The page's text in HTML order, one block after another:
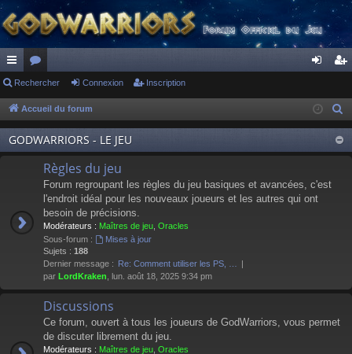
ac
co
ur
ci
or
u
m
s
ne
xi
on
cri
pti
on
Rechercher Connexion Inscription
Accueil du forum
GODWARRIORS - LE JEU
Règles du jeu
Forum regroupant les règles du jeu basiques et avancées, c'est
l'endroit idéal pour les nouveaux joueurs et les autres qui ont
besoin de précisions.
Modérateurs : Maîtres de jeu Oracles
Sous-forum :
Mises à jour
Sujets : 188
Dernier message : Re: Comment utiliser les PS, …
par LordKraken , lun. août 18, 2025 9:34 pm
Discussions
Ce forum, ouvert à tous les joueurs de GodWarriors, vous permet
de discuter librement du jeu.
Modérateurs : Maîtres de jeu Oracles